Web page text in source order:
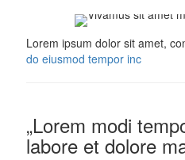
Lorem ipsum dolor sit amet,
do eiusmod tempor inc
„Lorem modi
labore et dolore